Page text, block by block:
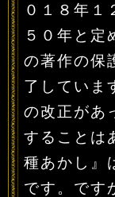
０１８年１
５０年と定
の著作の保
了していま
の改正があ
することは
種あかし』
です。です